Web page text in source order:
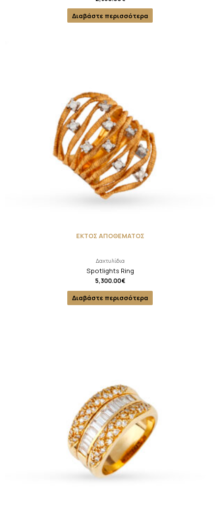
Διαβάστε περισσότερα
ΕΚΤΟΣ ΑΠΟΘΕΜΑΤΟΣ
Δαχτυλίδια
Spotlights Ring
5,300.00€
Διαβάστε περισσότερα